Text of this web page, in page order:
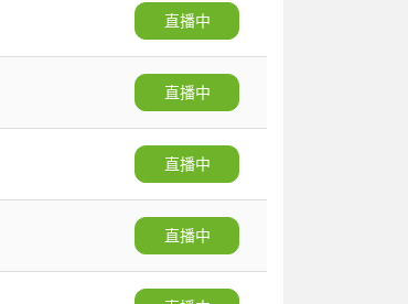
直播中
直播中
直播中
直播中